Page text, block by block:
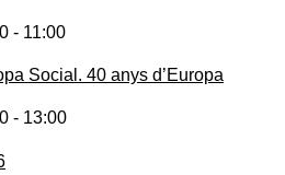
- 11:00
Social. 40 anys d’Europa
- 13:00